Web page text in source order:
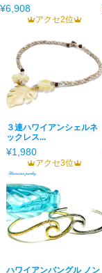
¥6,908
アクセ2位
３連ハワイアンシェルネ
ックレス...
¥1,980
アクセ3位
ハワイアンバングル ノン